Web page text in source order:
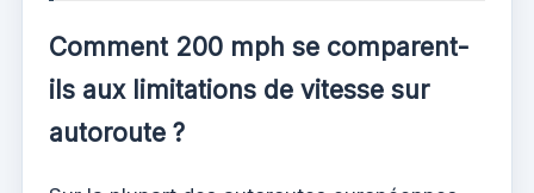
Comment 200 mph se comparent-
ils aux limitations de vitesse sur
autoroute ?